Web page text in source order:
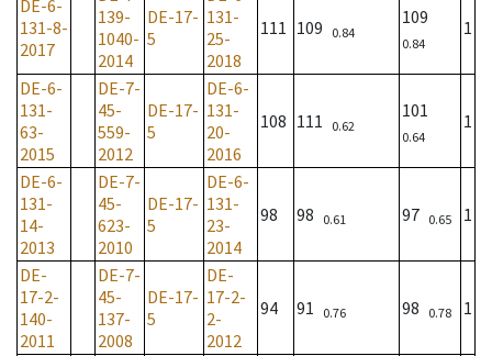
DE-6-
131-8-
2017
139-
1040-
2014
DE-17-
5
131-
25-
2018
111 109 0.84
109
0.84
1
DE-6-
131-
63-
2015
DE-7-
45-
559-
2012
DE-17-
5
DE-6-
131-
20-
2016
108 111 0.62
101
0.64
1
DE-6-
131-
14-
2013
DE-7-
45-
623-
2010
DE-17-
5
DE-6-
131-
23-
2014
98 98 0.61 97 0.65 1
DE-
17-2-
140-
2011
DE-7-
45-
137-
2008
DE-17-
5
DE-
17-2-
2-
2012
94 91 0.76 98 0.78 1